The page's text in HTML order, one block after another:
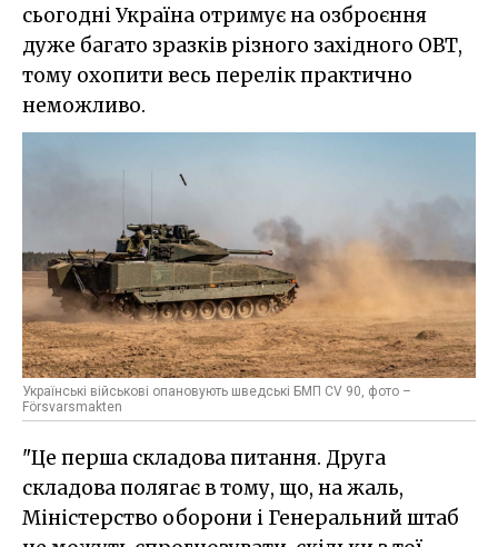
сьогодні Україна отримує на озброєння
дуже багато зразків різного західного ОВТ,
тому охопити весь перелік практично
неможливо.
Українські військові опановують шведські БМП CV 90, фото –
Försvarsmakten
"Це перша складова питання. Друга
складова полягає в тому, що, на жаль,
Міністерство оборони і Генеральний штаб